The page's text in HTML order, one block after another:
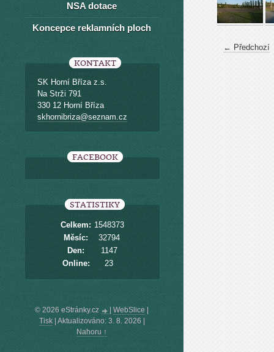
← Předchozí
NSA dotace
Koncepce reklamních ploch
KONTAKT
SK Horní Bříza z.s.
Na Strži 791
330 12 Horní Bříza
skhornibriza@seznam.cz
FACEBOOK
STATISTIKY
Online: 23
Celkem: 1548373
Měsíc:
32794
Den:
1147
© 2026 eStránky.cz WebSlice
Tisk| Aktualizováno: 3. 8. 2026
Nahoru ↑